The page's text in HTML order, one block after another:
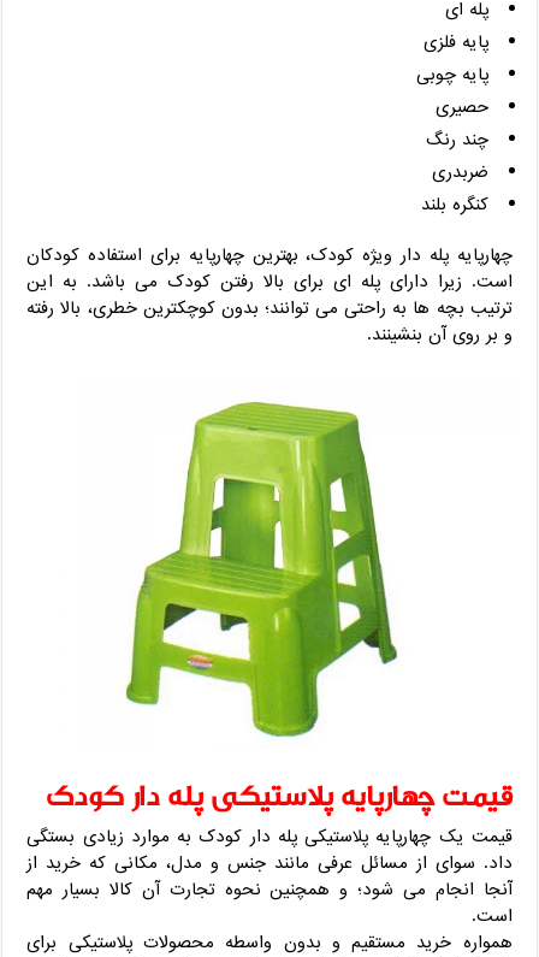
پله ای
پایه فلزی
پایه چوبی
حصیری
چند رنگ
ضربدری
کنگره بلند
چهارپایه پله دار ویژه کودک، بهترین چهارپایه برای استفاده کودکان
است. زیرا دارای پله ای برای بالا رفتن کودک می باشد. به این
ترتیب بچه ها به راحتی می توانند؛ بدون کوچکترین خطری، بالا رفته
و بر روی آن بنشینند.
قیمت چهارپایه پلاستیکی پله دار کودک
قیمت یک چهارپایه پلاستیکی پله دار کودک به موارد زیادی بستگی
داد. سوای از مسائل عرفی مانند جنس و مدل، مکانی که خرید از
آنجا انجام می شود؛ و همچنین نحوه تجارت آن کالا بسیار مهم
است.
همواره خرید مستقیم و بدون واسطه محصولات پلاستیکی برای